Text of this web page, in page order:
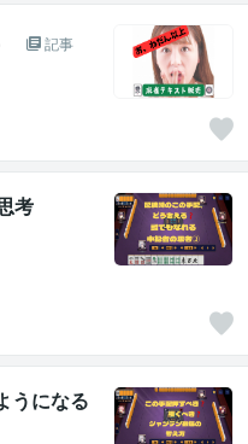
記事
考
うになる